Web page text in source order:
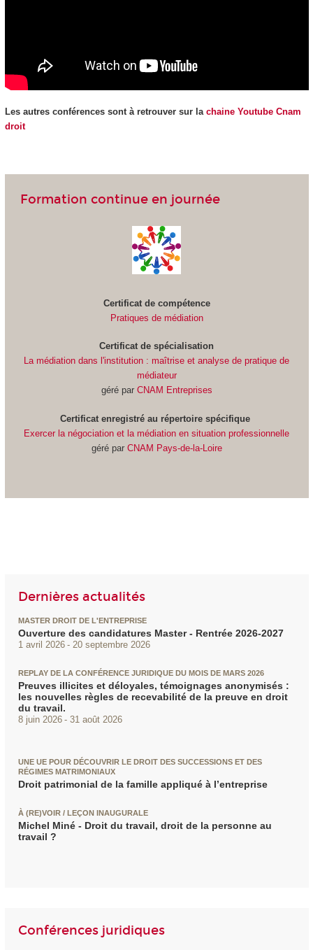
Les autres conférences sont à retrouver sur la chaine Youtube Cnam
droit
Formation continue en journée
Certificat de compétence
Pratiques de médiation
Certificat de spécialisation
La médiation dans l'institution : maîtrise et analyse de pratique de
médiateur
géré par CNAM Entreprises
Certificat enregistré au répertoire spécifique
Exercer la négociation et la médiation en situation professionnelle
géré par CNAM Pays-de-la-Loire
Dernières actualités
MASTER DROIT DE L'ENTREPRISE
Ouverture des candidatures Master - Rentrée 2026-2027
1 avril 2026 20 septembre 2026
REPLAY DE LA CONFÉRENCE JURIDIQUE DU MOIS DE MARS 2026
Preuves illicites et déloyales, témoignages anonymisés :
les nouvelles règles de recevabilité de la preuve en droit
du travail.
8 juin 2026 31 août 2026
UNE UE POUR DÉCOUVRIR LE DROIT DES SUCCESSIONS ET DES
RÉGIMES MATRIMONIAUX
Droit patrimonial de la famille appliqué à l’entreprise
À (RE)VOIR / LEÇON INAUGURALE
Michel Miné - Droit du travail, droit de la personne au
travail ?
Conférences juridiques